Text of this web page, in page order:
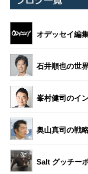
オデッセイ編
石井順也の世
峯村健司のイ
奥山真司の戦
Salt グッチー